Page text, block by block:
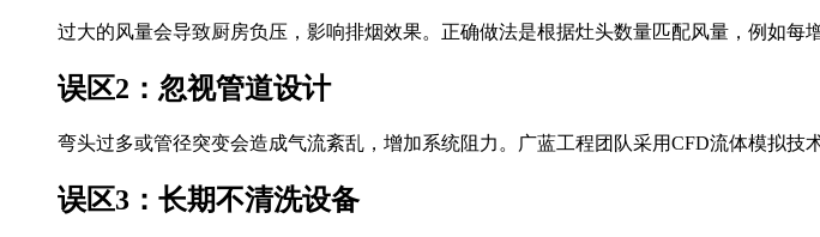
过大的风量会导致厨房负压，影响排烟效果。正确做法是根据灶头数量匹配风量，例如每增
误区2：忽视管道设计
弯头过多或管径突变会造成气流紊乱，增加系统阻力。广蓝工程团队采用CFD流体模拟技
误区3：长期不清洗设备